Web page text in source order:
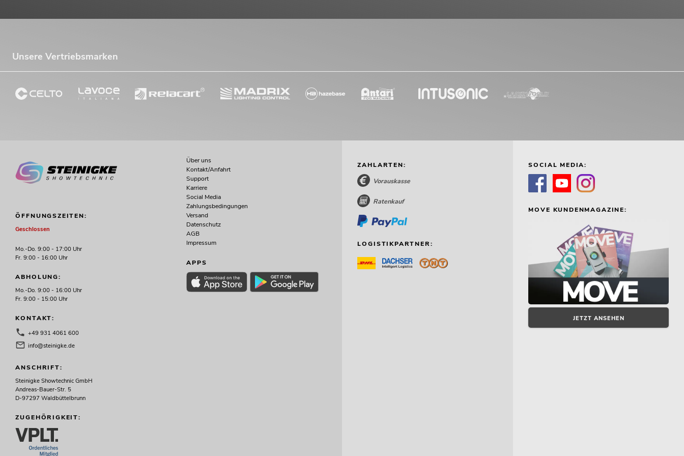
Unsere Vertriebsmarken
ÖFFNUNGSZEITEN:
Geschlossen
Mo.-Do. 9:00 - 17:00 Uhr
Fr. 9:00 - 16:00 Uhr
ABHOLUNG:
Mo.-Do. 9:00 - 16:00 Uhr
Fr. 9:00 - 15:00 Uhr
KONTAKT:
+49 931 4061 600
info@steinigke.de
ANSCHRIFT:
Steinigke Showtechnic GmbH
Andreas-Bauer-Str. 5
D-97297 Waldbüttelbrunn
ZUGEHÖRIGKEIT:
Über uns
Kontakt/Anfahrt
Support
Karriere
Social Media
Zahlungsbedingungen
Versand
Datenschutz
AGB
Impressum
APPS
ZAHLARTEN:
Vorauskasse
Ratenkauf
LOGISTIKPARTNER:
SOCIAL MEDIA:
MOVE KUNDENMAGAZINE:
JETZT ANSEHEN